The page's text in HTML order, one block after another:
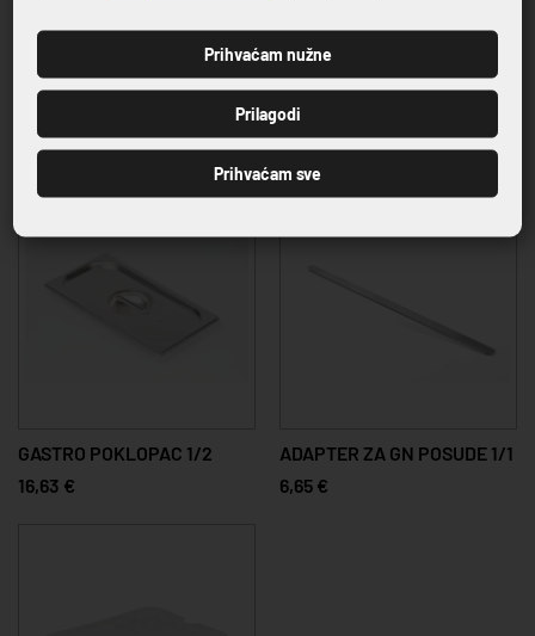
26,90 €
GASTRO POKLOPAC 1/4
11,16 €
GASTRO POKLOPAC 1/2
16,63 €
ADAPTER ZA GN POSUDE 1/1
6,65 €
PRIJAVI SE
Prihvaćam nužne
Prilagodi
Prihvaćam sve